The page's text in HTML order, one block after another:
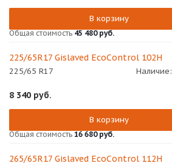
В корзину
Общая стоимость 45 480 руб.
225/65R17 Gislaved EcoControl 102H
225/65 R17 Наличие:
8 340 руб.
В корзину
Общая стоимость 16 680 руб.
265/65R17 Gislaved EcoControl 112H